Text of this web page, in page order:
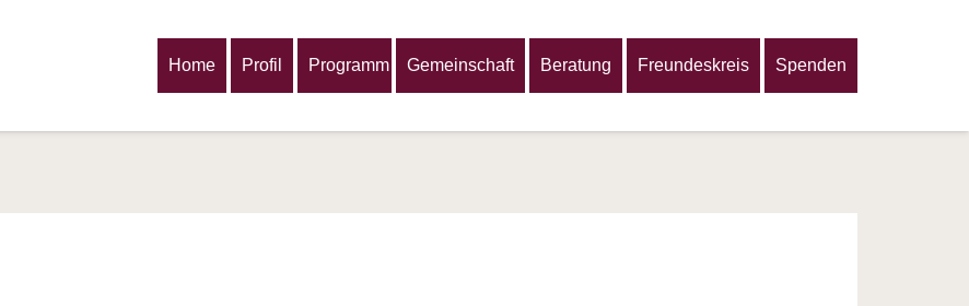
Home Profil Programm Gemeinschaft Beratung Freundeskreis Spenden